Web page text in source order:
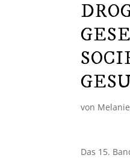
von
Das 15.